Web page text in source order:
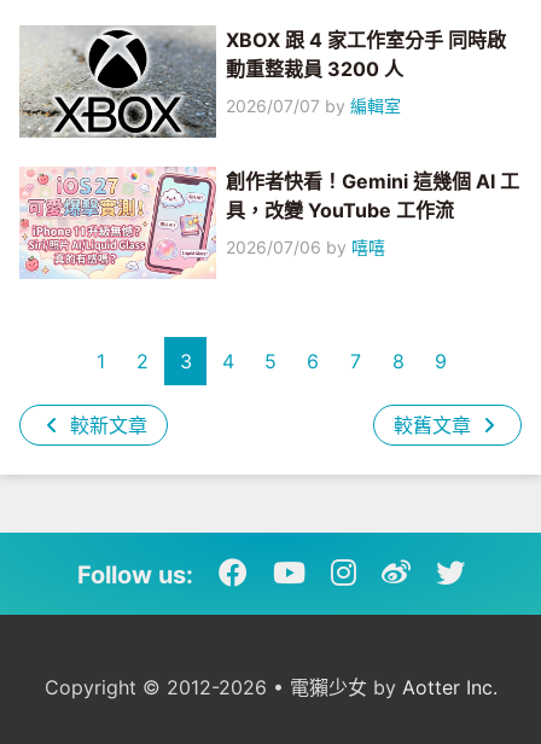
XBOX 跟 4 家工作室分手 同時啟
動重整裁員 3200 人
2026/07/07 by編輯室
創作者快看！Gemini 這幾個 AI 工
具，改變 YouTube 工作流
2026/07/06 by 嘻嘻
較新文章
1 2 3 4 5 6 7 8 9
較舊文章
Follow us:
Copyright © 2012-2026 • 電獺少女 by Aotter Inc.